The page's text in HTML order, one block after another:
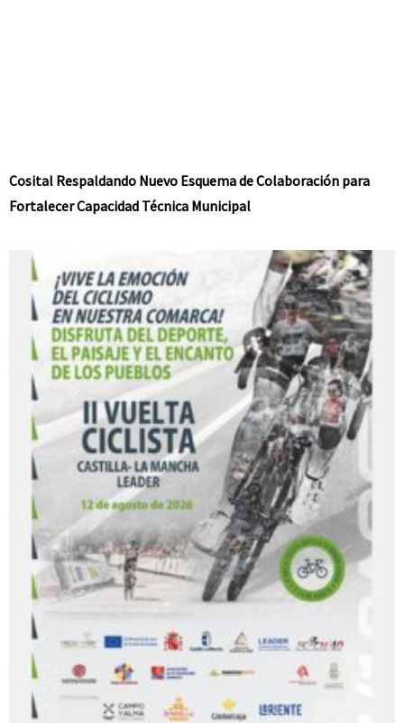
Cosital Respaldando Nuevo Esquema de Colaboración para
Fortalecer Capacidad Técnica Municipal